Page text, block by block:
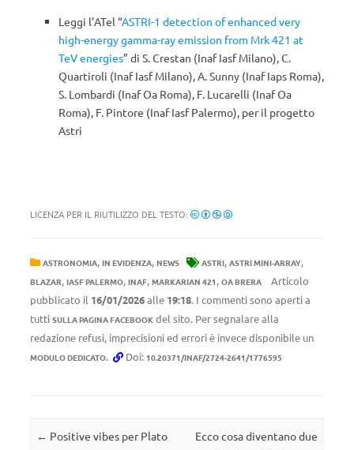
Leggi l’ATel “ASTRI-1 detection of enhanced very
high-energy gamma-ray emission from Mrk 421 at
TeV energies” di S. Crestan (Inaf Iasf Milano), C.
Quartiroli (Inaf Iasf Milano), A. Sunny (Inaf Iaps Roma),
S. Lombardi (Inaf Oa Roma), F. Lucarelli (Inaf Oa
Roma), F. Pintore (Inaf Iasf Palermo), per il progetto
Astri
LICENZA PER IL RIUTILIZZO DEL TESTO:
ASTRONOMIA, IN EVIDENZA, NEWS ASTRI, ASTRI MINI-ARRAY,
BLAZAR, IASF PALERMO, INAF, MARKARIAN 421 , OA BRERA
Articolo
pubblicato il 16/01/2026alle 19:18. I commenti sono aperti a
tutti SULLA PAGINA FACEBOOK del sito. Per segnalare alla
redazione refusi, imprecisioni ed errori è invece disponibile un
MODULO DEDICATO. Doi: 10.20371/INAF/2724-2641/1776595
Navigazione articolo
← Positive vibes per Plato
Ecco cosa diventano due